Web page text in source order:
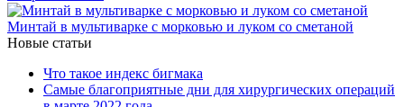
Минтай в мультиварке с морковью и луком со сметаной
Новые статьи
Что такое индекс бигмака
Самые благоприятные дни для хирургических операций